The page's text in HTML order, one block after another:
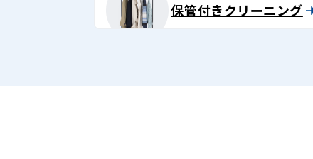
保管付きクリーニング